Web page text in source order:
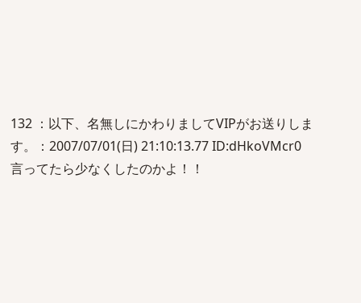
132 ：以下、名無しにかわりましてVIPがお送りしま
す。：2007/07/01(日) 21:10:13.77 ID:dHkoVMcr0
言ってたら少なくしたのかよ！！